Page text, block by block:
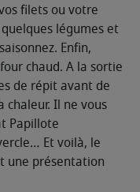
filets ou votre
légumes et
Enfin,
chaud. A la sortie
de répit avant de
chaleur. Il ne vous
Papillote
Et voilà, le
une présentation